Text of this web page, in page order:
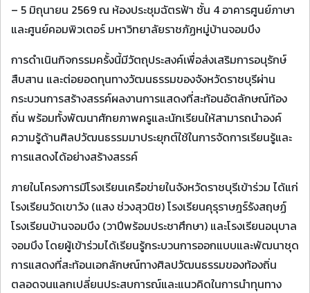
– 5 มิถุนายน 2569 ณ ห้องประชุมฉัตรฟ้า ชั้น 4 อาคารศูนย์ภาษา
และศูนย์คอมพิวเตอร์ มหาวิทยาลัยราชภัฏหมู่บ้านจอมบึง
การดำเนินกิจกรรมครั้งนี้มีวัตถุประสงค์เพื่อส่งเสริมการอนุรักษ์
สืบสาน และต่อยอดทุนทางวัฒนธรรมของจังหวัดราชบุรีผ่าน
กระบวนการสร้างสรรค์ผลงานการแสดงที่สะท้อนอัตลักษณ์ท้อง
ถิ่น พร้อมทั้งพัฒนาศักยภาพครูและนักเรียนให้สามารถนำองค์
ความรู้ด้านศิลปวัฒนธรรมมาประยุกต์ใช้ในการจัดการเรียนรู้และ
การแสดงได้อย่างสร้างสรรค์
ภายในโครงการมีโรงเรียนเครือข่ายในจังหวัดราชบุรีเข้าร่วม ได้แก่
โรงเรียนวัดเขาวัง (แสง ช่วงสุวนิช) โรงเรียนคุรุราษฎร์รังสฤษฏ์
โรงเรียนบ้านจอมบึง (วาปีพร้อมประชาศึกษา) และโรงเรียนอนุบาล
จอมบึง โดยผู้เข้าร่วมได้เรียนรู้กระบวนการออกแบบและพัฒนาชุด
การแสดงที่สะท้อนเอกลักษณ์ทางศิลปวัฒนธรรมของท้องถิ่น
ตลอดจนแลกเปลี่ยนประสบการณ์และแนวคิดในการนำทุนทาง